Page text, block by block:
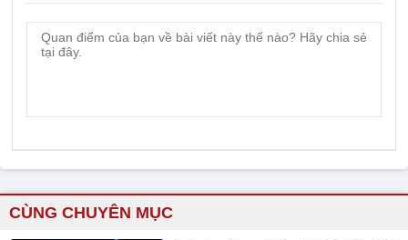
CÙNG CHUYÊN MỤC